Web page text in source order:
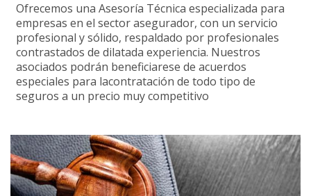
Ofrecemos una Asesoría Técnica especializada para
empresas en el sector asegurador, con un servicio
profesional y sólido, respaldado por profesionales
contrastados de dilatada experiencia. Nuestros
asociados podrán beneficiarese de acuerdos
especiales para lacontratación de todo tipo de
seguros a un precio muy competitivo